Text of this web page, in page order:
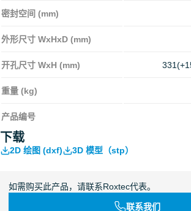
密封空间 (mm)
外形尺寸 WxHxD (mm)
开孔尺寸 WxH (mm)
重量 (kg)
产品编号
下载
2D 绘图 (dxf) 3D 模型（stp）
如需购买此产品，请联系Roxtec代表。
联系我们